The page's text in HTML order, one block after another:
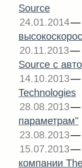
Source
24.01.2014
20.11.2013
Source с
14.10.2013
Technologies
28.08.2013
параметрам"
23.08.2013
15.07.2013
компании